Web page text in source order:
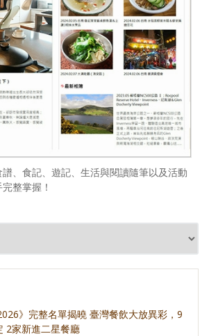
、食記、遊記、生活與閱讀隨筆以及活動
整掌握！
》完整名單揭曉 臺灣餐飲大放異彩，9
2家新進二星餐廳